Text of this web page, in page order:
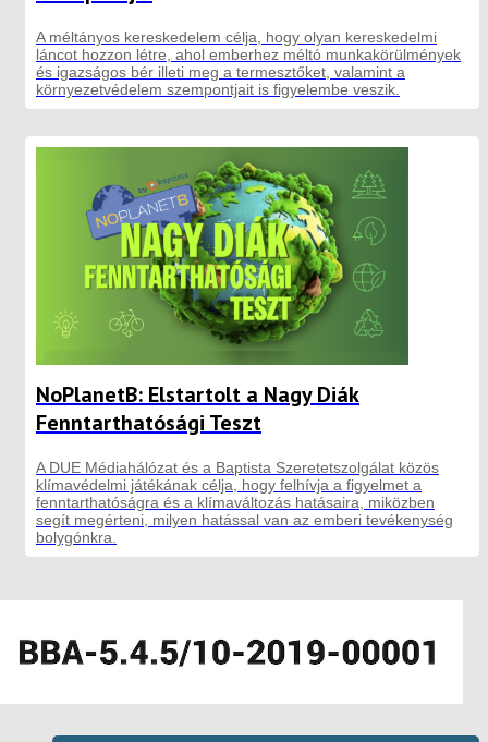
A méltányos kereskedelem célja, hogy olyan kereskedelmi
láncot hozzon létre, ahol emberhez méltó munkakörülmények
és igazságos bér illeti meg a termesztőket, valamint a
környezetvédelem szempontjait is figyelembe veszik.
NoPlanetB: Elstartolt a Nagy Diák
Fenntarthatósági Teszt
A DUE Médiahálózat és a Baptista Szeretetszolgálat közös
klímavédelmi játékának célja, hogy felhívja a figyelmet a
fenntarthatóságra és a klímaváltozás hatásaira, miközben
segít megérteni, milyen hatással van az emberi tevékenység
bolygónkra.